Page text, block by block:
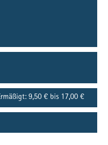
9,50 € bis 17,00 €